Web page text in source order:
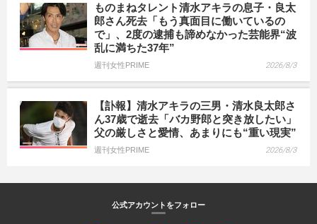
ものまねタレント清水アキラの息子・良太
郎さん死去「もう真面目に働いているの
で」、2度の逮捕も諦めなかった芸能界“波
乱に満ちた37年”
週刊女性PRIME 2026/8/3
【訃報】清水アキラの三男・清水良太郎さ
ん37歳で逝去「バカ野郎と突き放したい」
父の厳しさと愛情、あまりにも“重い現実”
週刊女性PRIME 2026/8/3
公式アカウントをフォロー